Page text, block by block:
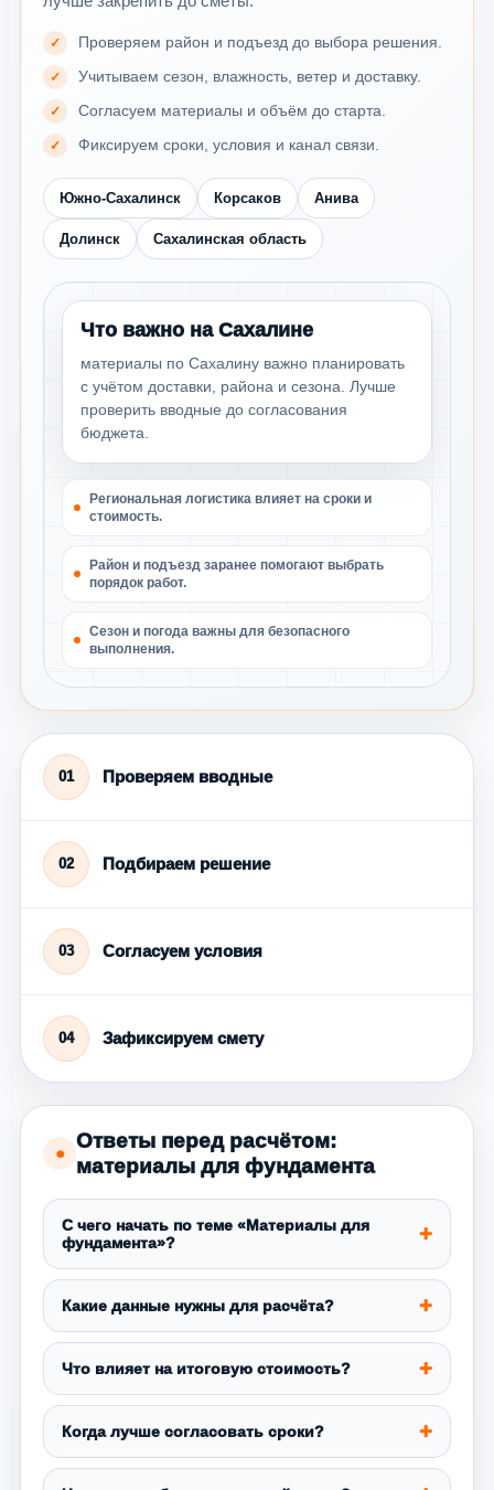
Проверяем район и подъезд до выбора решения.
Учитываем сезон, влажность, ветер и доставку.
Согласуем материалы и объём до старта.
Фиксируем сроки, условия и канал связи.
Южно-Сахалинск Корсаков Анива
Долинск Сахалинская область
Что важно на Сахалине
материалы по Сахалину важно планировать
с учётом доставки, района и сезона. Лучше
проверить вводные до согласования
бюджета.
Региональная логистика влияет на сроки и
стоимость.
Район и подъезд заранее помогают выбрать
порядок работ.
Сезон и погода важны для безопасного
выполнения.
01 Проверяем вводные
02 Подбираем решение
03 Согласуем условия
04 Зафиксируем смету
●
Ответы перед расчётом:
материалы для фундамента
С чего начать по теме «Материалы для
фундамента»?
Какие данные нужны для расчёта?
Что влияет на итоговую стоимость?
Когда лучше согласовать сроки?